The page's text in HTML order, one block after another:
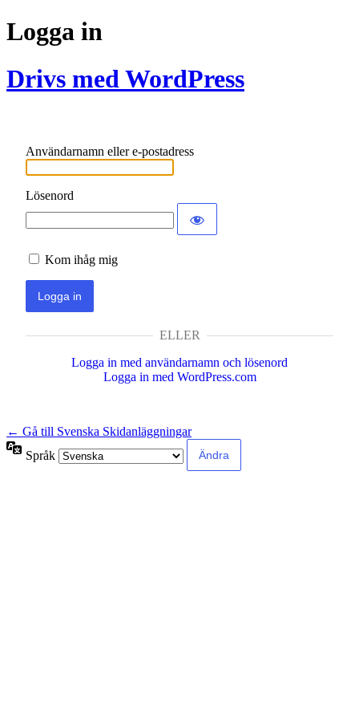
Logga in
Drivs med WordPress
Användarnamn eller e-postadress
Lösenord
Kom ihåg mig
ELLER
Logga in med användarnamn och lösenord
Logga in med WordPress.com
← Gå till Svenska Skidanläggningar
Språk